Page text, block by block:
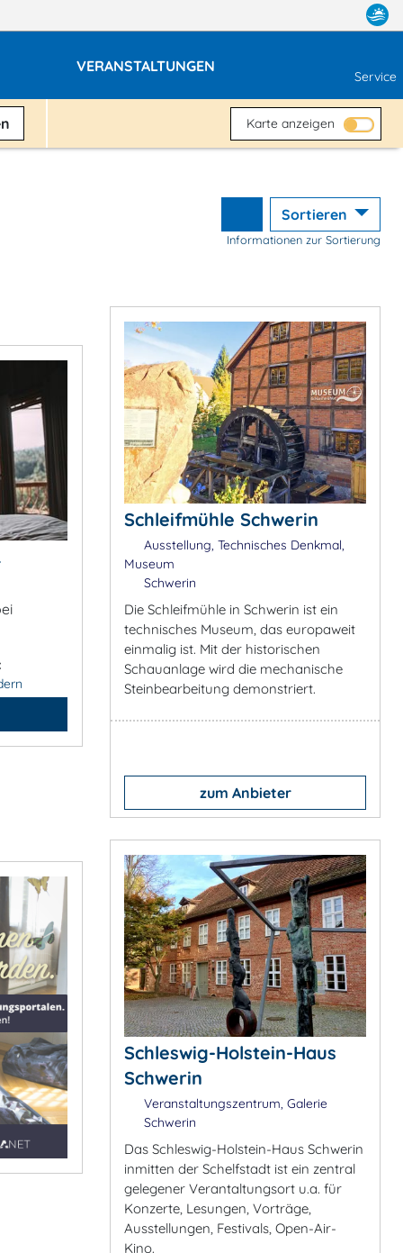
VERANSTALTUNGEN
Service
Karte anzeigen
Sortieren
Informationen zur Sortierung
Schleifmühle Schwerin
Ausstellung, Technisches Denkmal,
Museum
Schwerin
Die Schleifmühle in Schwerin ist ein
technisches Museum, das europaweit
einmalig ist. Mit der historischen
Schauanlage wird die mechanische
Steinbearbeitung demonstriert.
zum Anbieter
Schleswig-Holstein-Haus
Schwerin
Veranstaltungszentrum, Galerie
Schwerin
Das Schleswig-Holstein-Haus Schwerin
inmitten der Schelfstadt ist ein zentral
gelegener Verantaltungsort u.a. für
Konzerte, Lesungen, Vorträge,
Ausstellungen, Festivals, Open-Air-
Kino.